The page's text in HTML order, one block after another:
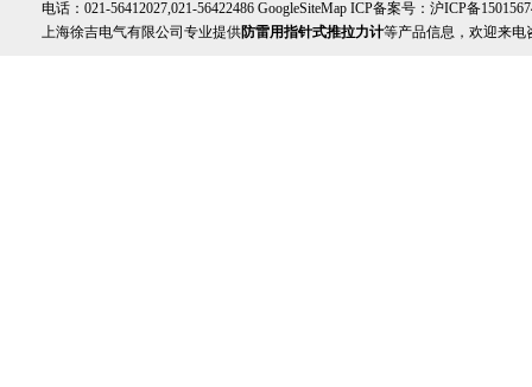
电话：021-56412027,021-56422486 GoogleSiteMap ICP备案号： 沪ICP备
上海徐吉电气有限公司专业提供防雷用指针式推拉力计等产品信息，欢迎来电